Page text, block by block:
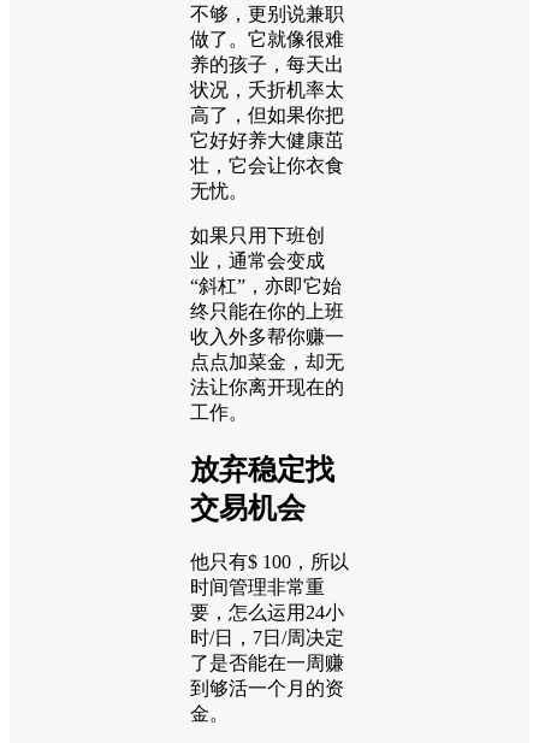
不够，更别说兼职
做了。它就像很难
养的孩子，每天出
状况，夭折机率太
高了，但如果你把
它好好养大健康茁
壮，它会让你衣食
无忧。
如果只用下班创
业，通常会变成
“斜杠”，亦即它始
终只能在你的上班
收入外多帮你赚一
点点加菜金，却无
法让你离开现在的
工作。
放弃稳定找
交易机会
他只有$ 100，所以
时间管理非常重
要，怎么运用24小
时/日，7日/周决定
了是否能在一周赚
到够活一个月的资
金。